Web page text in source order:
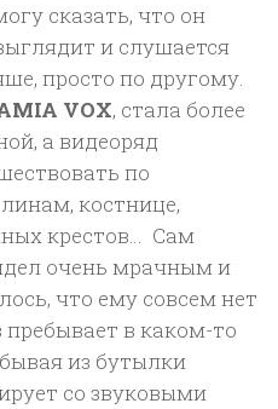
сказать, что он
и слушается
просто по другому.
VOX, стала более
а видеоряд
по
костнице,
крестов… Сам
очень мрачным и
что ему совсем нет
пребывает в каком-то
из бутылки
со звуковыми